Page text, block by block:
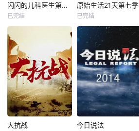
闪闪的儿科医生第四季
已完结
原始生活21天第七季
已完结
大抗战 今日说法